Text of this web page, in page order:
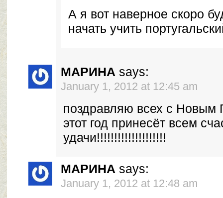
А я вот наверное скоро
начать учить
МАРИНА says:
January 1, 2012 at 12:45 am
поздравляю всех с Новым
этот год принесёт всем
удачи!!!!!!!!!!!!!!!!!!!!
МАРИНА says:
January 1, 2012 at 12:48 am